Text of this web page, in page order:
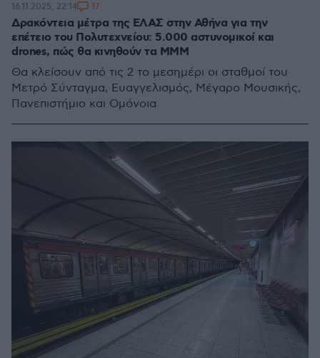
Δρακόντεια μέτρα της ΕΛΑΣ στην Αθήνα για την
επέτειο του Πολυτεχνείου: 5.000 αστυνομικοί και
drones, πώς θα κινηθούν τα ΜΜΜ
Θα κλείσουν από τις 2 το μεσημέρι οι σταθμοί του
Μετρό Σύνταγμα, Ευαγγελισμός, Μέγαρο Μουσικής,
Πανεπιστήμιο και Ομόνοια
16.11.2025, 22:14 17